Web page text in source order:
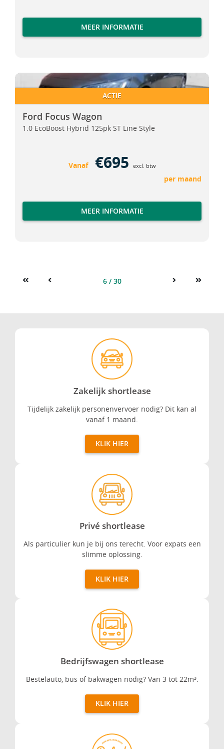
MEER INFORMATIE
Ford Focus Wagon
Ford Focus Wagon
ACTIE
Ford Focus Wagon
1.0 EcoBoost Hybrid 125pk ST Line Style
Vanaf €695 excl. btw
per maand
MEER INFORMATIE
6 / 30
Zakelijk shortlease
Tijdelijk zakelijk personenvervoer nodig? Dit kan al
vanaf 1 maand.
KLIK HIER
Privé shortlease
Als particulier kun je bij ons terecht. Voor expats een
slimme oplossing.
KLIK HIER
Bedrijfswagen shortlease
Bestelauto, bus of bakwagen nodig? Van 3 tot 22m³.
KLIK HIER